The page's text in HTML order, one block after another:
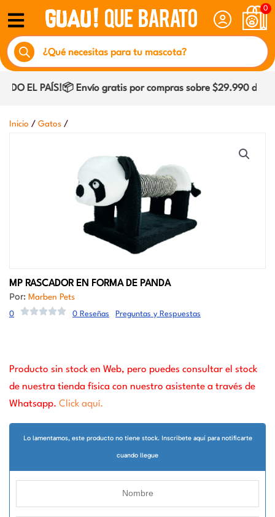
contenido
0
Búsqueda
de
productos
EL PAÍS!📦 Envío gratis por compras sobre $29.990 dentro
Inicio / Gatos /
MP RASCADOR EN FORMA DE PANDA
Por: Marben Pets
0 0 Reseñas Preguntas y Respuestas
Producto sin stock en Web, pero puedes consultar el stock
de nuestra tienda física con nuestro asistente a través de
Whatsapp. Click aquí.
Lo lamentamos, este producto no tiene stock. Inscribete aquí para notificarte
cuando llegue